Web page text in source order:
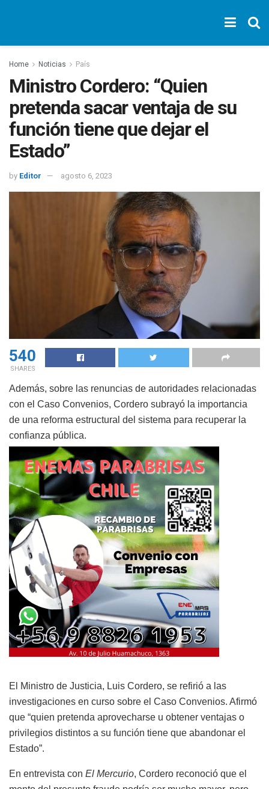
Home Noticias País
Ministro Cordero: “Quien
pretenda sacar ventaja de su
función tiene que dejar el
Estado”
by Editor agosto 6, 2023
540
SHARES
Además, sobre las renuncias de autoridades relacionadas
con el Caso Convenios, Cordero subrayó la importancia
de una reforma estructural del sistema para recuperar la
confianza pública.
El Ministro de Justicia, Luis Cordero, se refirió a las
investigaciones en curso sobre el Caso Convenios. Afirmó
que “quien pretenda aprovecharse u obtener ventajas o
privilegios distintos a su función tiene que abandonar el
Estado”.
En entrevista con El Mercurio, Cordero reconoció que el